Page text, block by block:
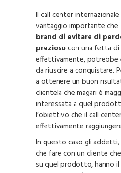
Il call center internazionale
vantaggio importante che
brand di evitare di
preziosocon una fetta
effettivamente, potrebbe
da riuscire a conquistare.
a ottenere un buon
clientela che magari è
interessata a quel
l’obiettivo che il call
effettivamente
In questo caso gli addetti,
che fare con un cliente
su quel prodotto, hanno